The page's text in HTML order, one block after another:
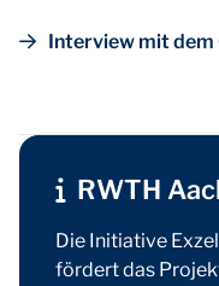
Interview mit dem
RWTH
Die Initiative
fördert das